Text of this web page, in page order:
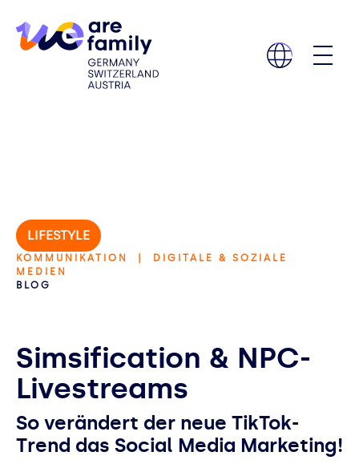
LIFESTYLE
KOMMUNIKATION | DIGITALE & SOZIALE
MEDIEN
BLOG
Simsification & NPC-
Livestreams
So verändert der neue TikTok-
Trend das Social Media Marketing!